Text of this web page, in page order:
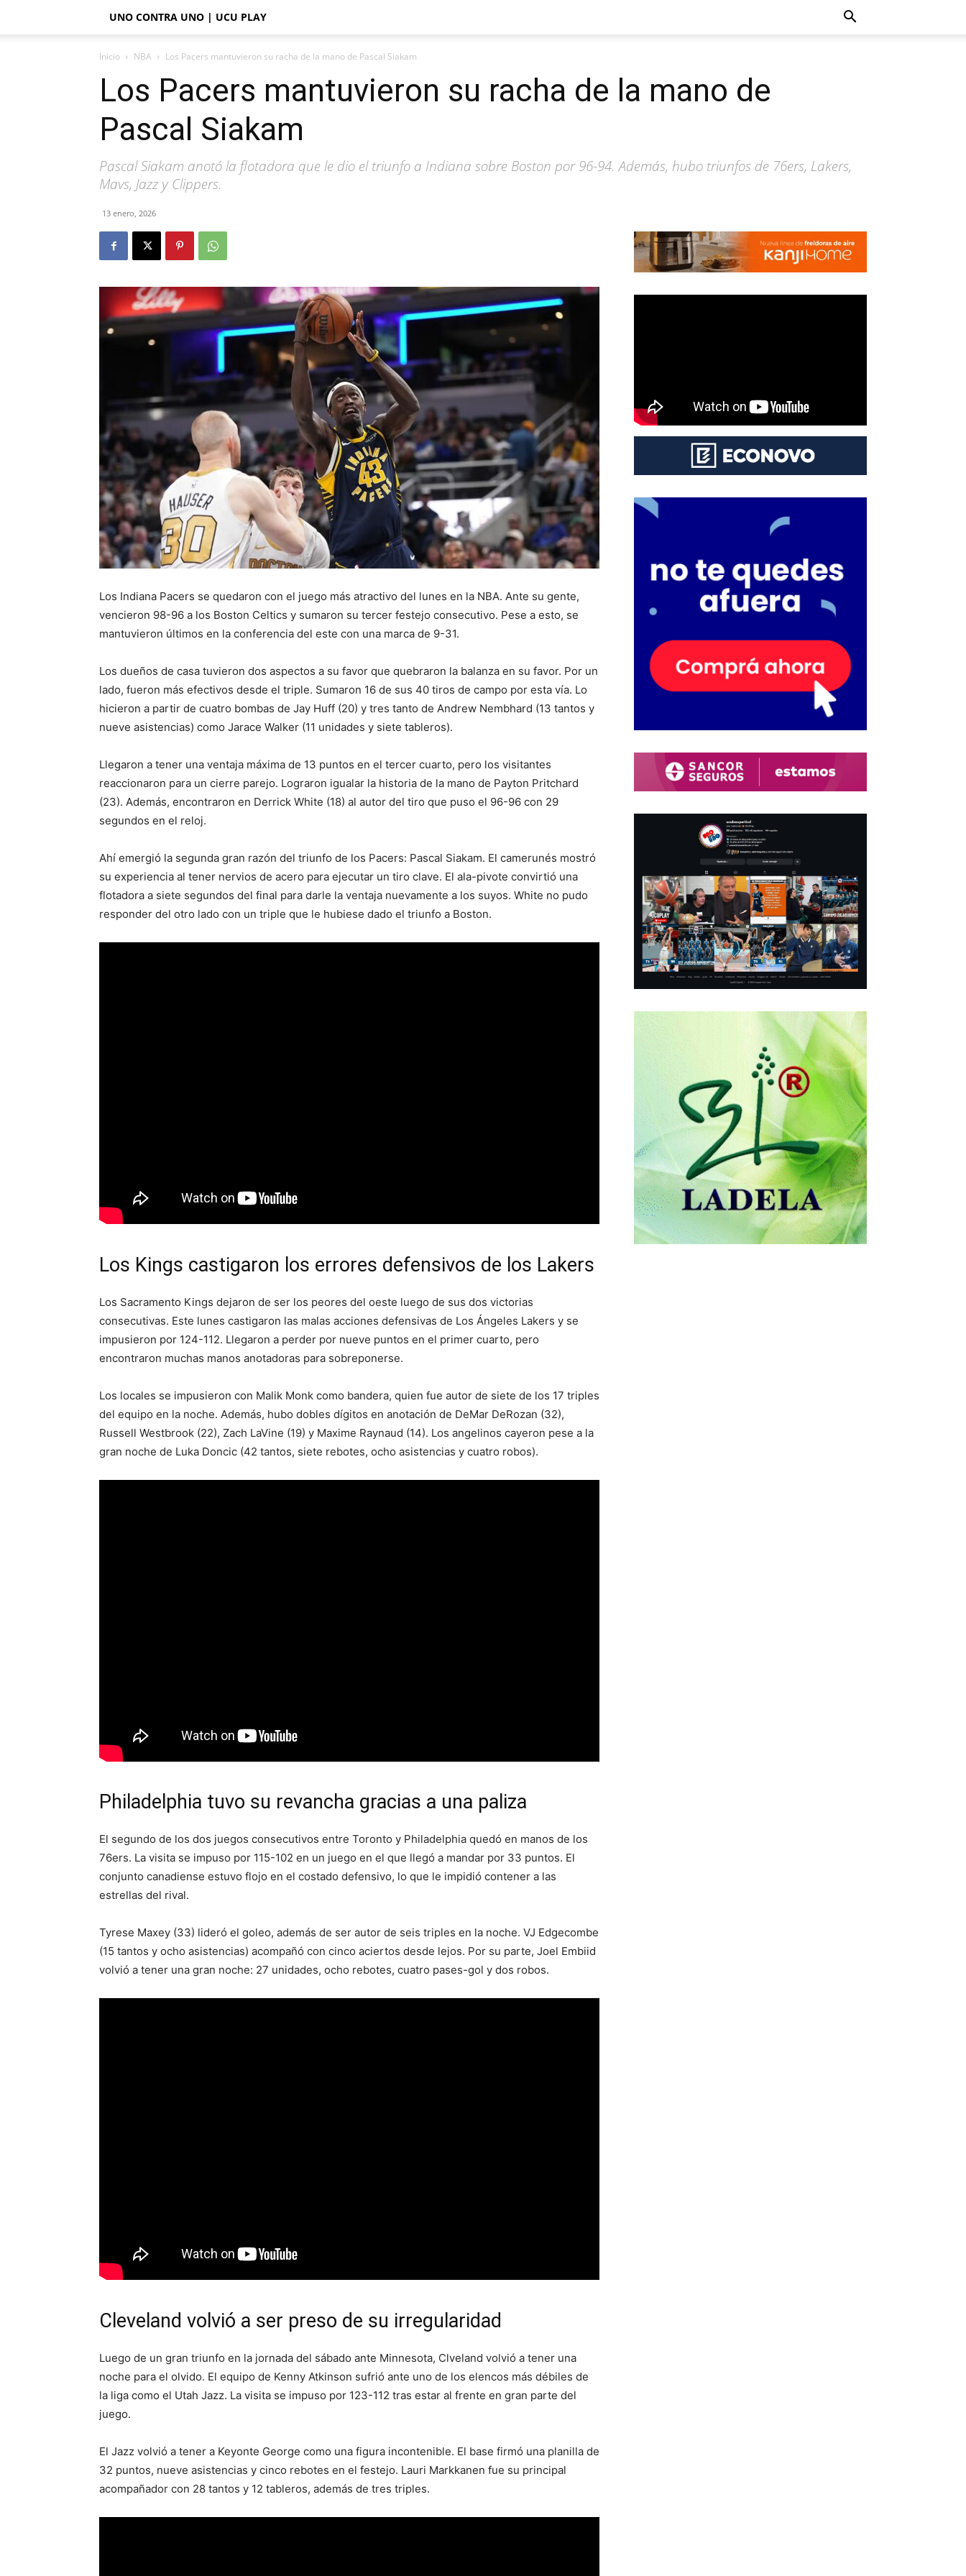
UNO CONTRA UNO | UCU PLAY
Inicio NBA Los Pacers mantuvieron su racha de la mano de Pascal Siakam
Los Pacers mantuvieron su racha de la mano de
Pascal Siakam
Pascal Siakam anotó la flotadora que le dio el triunfo a Indiana sobre Boston por 96-94. Además, hubo triunfos de 76ers, Lakers,
Mavs, Jazz y Clippers.
13 enero, 2026
Los Indiana Pacers se quedaron con el juego más atractivo del lunes en la NBA. Ante su gente,
vencieron 98-96 a los Boston Celtics y sumaron su tercer festejo consecutivo. Pese a esto, se
mantuvieron últimos en la conferencia del este con una marca de 9-31.
Los dueños de casa tuvieron dos aspectos a su favor que quebraron la balanza en su favor. Por un
lado, fueron más efectivos desde el triple. Sumaron 16 de sus 40 tiros de campo por esta vía. Lo
hicieron a partir de cuatro bombas de Jay Huff (20) y tres tanto de Andrew Nembhard (13 tantos y
nueve asistencias) como Jarace Walker (11 unidades y siete tableros).
Llegaron a tener una ventaja máxima de 13 puntos en el tercer cuarto, pero los visitantes
reaccionaron para un cierre parejo. Lograron igualar la historia de la mano de Payton Pritchard
(23). Además, encontraron en Derrick White (18) al autor del tiro que puso el 96-96 con 29
segundos en el reloj.
Ahí emergió la segunda gran razón del triunfo de los Pacers: Pascal Siakam. El camerunés mostró
su experiencia al tener nervios de acero para ejecutar un tiro clave. El ala-pivote convirtió una
flotadora a siete segundos del final para darle la ventaja nuevamente a los suyos. White no pudo
responder del otro lado con un triple que le hubiese dado el triunfo a Boston.
Los Kings castigaron los errores defensivos de los Lakers
Los Sacramento Kings dejaron de ser los peores del oeste luego de sus dos victorias
consecutivas. Este lunes castigaron las malas acciones defensivas de Los Ángeles Lakers y se
impusieron por 124-112. Llegaron a perder por nueve puntos en el primer cuarto, pero
encontraron muchas manos anotadoras para sobreponerse.
Los locales se impusieron con Malik Monk como bandera, quien fue autor de siete de los 17 triples
del equipo en la noche. Además, hubo dobles dígitos en anotación de DeMar DeRozan (32),
Russell Westbrook (22), Zach LaVine (19) y Maxime Raynaud (14). Los angelinos cayeron pese a la
gran noche de Luka Doncic (42 tantos, siete rebotes, ocho asistencias y cuatro robos).
Philadelphia tuvo su revancha gracias a una paliza
El segundo de los dos juegos consecutivos entre Toronto y Philadelphia quedó en manos de los
76ers. La visita se impuso por 115-102 en un juego en el que llegó a mandar por 33 puntos. El
conjunto canadiense estuvo flojo en el costado defensivo, lo que le impidió contener a las
estrellas del rival.
Tyrese Maxey (33) lideró el goleo, además de ser autor de seis triples en la noche. VJ Edgecombe
(15 tantos y ocho asistencias) acompañó con cinco aciertos desde lejos. Por su parte, Joel Embiid
volvió a tener una gran noche: 27 unidades, ocho rebotes, cuatro pases-gol y dos robos.
Cleveland volvió a ser preso de su irregularidad
Luego de un gran triunfo en la jornada del sábado ante Minnesota, Clveland volvió a tener una
noche para el olvido. El equipo de Kenny Atkinson sufrió ante uno de los elencos más débiles de
la liga como el Utah Jazz. La visita se impuso por 123-112 tras estar al frente en gran parte del
juego.
El Jazz volvió a tener a Keyonte George como una figura incontenible. El base firmó una planilla de
32 puntos, nueve asistencias y cinco rebotes en el festejo. Lauri Markkanen fue su principal
acompañador con 28 tantos y 12 tableros, además de tres triples.